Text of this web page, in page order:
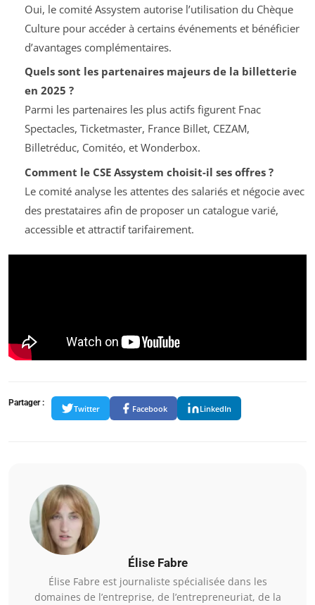
Oui, le comité Assystem autorise l’utilisation du Chèque
Culture pour accéder à certains événements et bénéficier
d’avantages complémentaires.
Quels sont les partenaires majeurs de la billetterie
en 2025 ?
Parmi les partenaires les plus actifs figurent Fnac
Spectacles, Ticketmaster, France Billet, CEZAM,
Billetréduc, Comitéo, et Wonderbox.
Comment le CSE Assystem choisit-il ses offres ?
Le comité analyse les attentes des salariés et négocie avec
des prestataires afin de proposer un catalogue varié,
accessible et attractif tarifairement.
Partager :
Twitter Facebook LinkedIn
Élise Fabre
Élise Fabre est journaliste spécialisée dans les
domaines de l’entreprise, de l’entrepreneuriat, de la